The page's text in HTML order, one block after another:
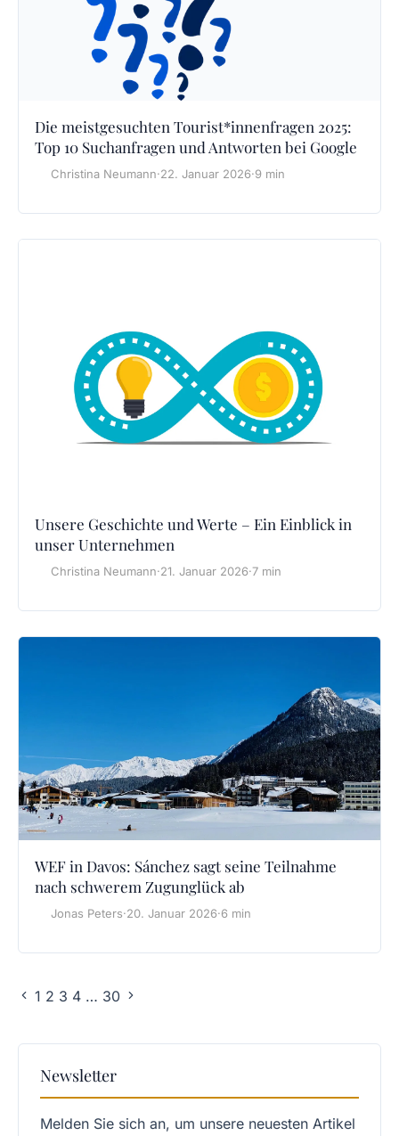
Die meistgesuchten Tourist*innenfragen 2025:
Top 10 Suchanfragen und Antworten bei Google
Christina Neumann·22. Januar 2026·9 min
Unsere Geschichte und Werte – Ein Einblick in
unser Unternehmen
Christina Neumann·21. Januar 2026·7 min
WEF in Davos: Sánchez sagt seine Teilnahme
nach schwerem Zugunglück ab
Jonas Peters·20. Januar 2026·6 min
1 2 3 4 … 30
Newsletter
Melden Sie sich an, um unsere neuesten Artikel